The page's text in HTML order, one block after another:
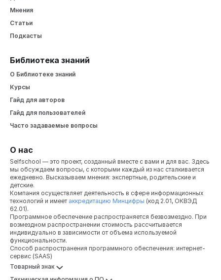
Мнения
Статьи
Подкасты
Библиотека знаний
О Библиотеке знаний
Курсы
Гайд для авторов
Гайд для пользователей
Часто задаваемые вопросы
О нас
Selfschool — это проект, созданный вместе с вами и для вас. Здесь
мы обсуждаем вопросы, с которыми каждый из нас сталкивается
ежедневно. Высказываем мнения: экспертные, родительские и
детские.
Компания осуществляет деятельность в сфере информационных
технологий и имеет аккредитацию Минцифры (код 2.01, ОКВЭД
62.01).
Программное обеспечение распространяется безвозмездно. При
возмездном распространении стоимость рассчитывается
индивидуально в зависимости от объема используемой
функциональности.
Способ распространения программного обеспечения: интернет-
сервис (SAAS)
Товарный знак